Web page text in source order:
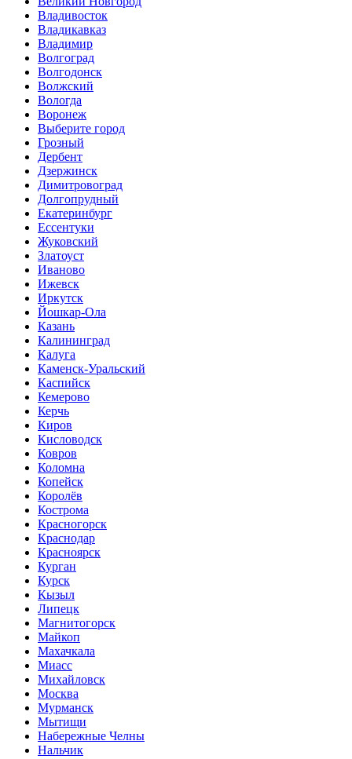
Владивосток
Владикавказ
Владимир
Волгоград
Волгодонск
Волжский
Вологда
Воронеж
Выберите город
Грозный
Дербент
Дзержинск
Димитровоград
Долгопрудный
Екатеринбург
Ессентуки
Жуковский
Златоуст
Иваново
Ижевск
Иркутск
Йошкар-Ола
Казань
Калининград
Калуга
Каменск-Уральский
Каспийск
Кемерово
Керчь
Киров
Кисловодск
Ковров
Коломна
Копейск
Королёв
Кострома
Красногорск
Краснодар
Красноярск
Курган
Курск
Кызыл
Липецк
Магнитогорск
Майкоп
Махачкала
Миасс
Михайловск
Москва
Мурманск
Мытищи
Набережные Челны
Нальчик